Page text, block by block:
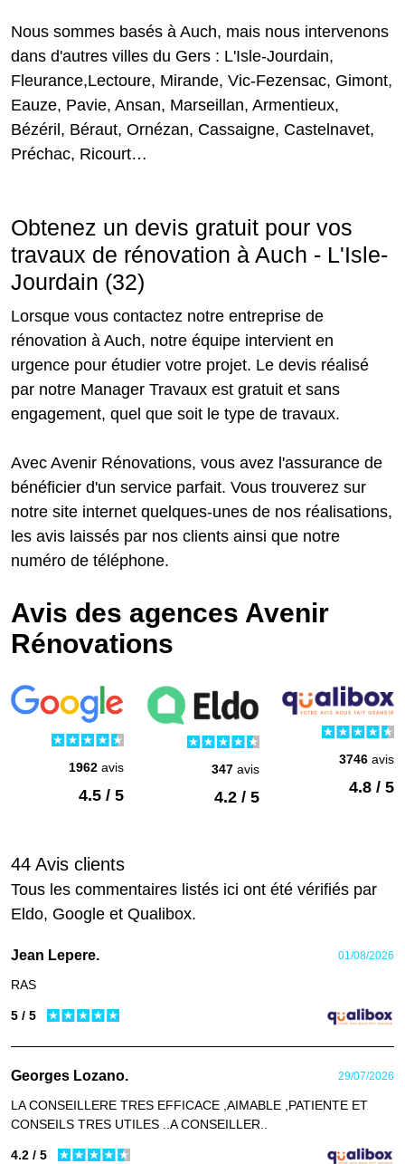
Nous sommes basés à Auch, mais nous intervenons
dans d'autres villes du Gers : L'Isle-Jourdain,
Fleurance,Lectoure, Mirande, Vic-Fezensac, Gimont,
Eauze, Pavie, Ansan, Marseillan, Armentieux,
Bézéril, Béraut, Ornézan, Cassaigne, Castelnavet,
Préchac, Ricourt…
Obtenez un devis gratuit pour vos
travaux de rénovation à Auch - L'Isle-
Jourdain (32)
Lorsque vous contactez notre entreprise de
rénovation à Auch, notre équipe intervient en
urgence pour étudier votre projet. Le devis réalisé
par notre Manager Travaux est gratuit et sans
engagement, quel que soit le type de travaux.
Avec Avenir Rénovations, vous avez l'assurance de
bénéficier d'un service parfait. Vous trouverez sur
notre site internet quelques-unes de nos réalisations,
les avis laissés par nos clients ainsi que notre
numéro de téléphone.
Avis des agences Avenir
Rénovations
1962 avis
4.5 / 5
347avis
4.2 / 5
3746avis
4.8 / 5
44 Avis clients
Tous les commentaires listés ici ont été vérifiés par
Eldo, Google et Qualibox.
Jean Lepere. 01/08/2026
RAS
5 / 5
Georges Lozano. 29/07/2026
LA CONSEILLERE TRES EFFICACE ,AIMABLE ,PATIENTE ET
CONSEILS TRES UTILES ..A CONSEILLER..
4.2 / 5